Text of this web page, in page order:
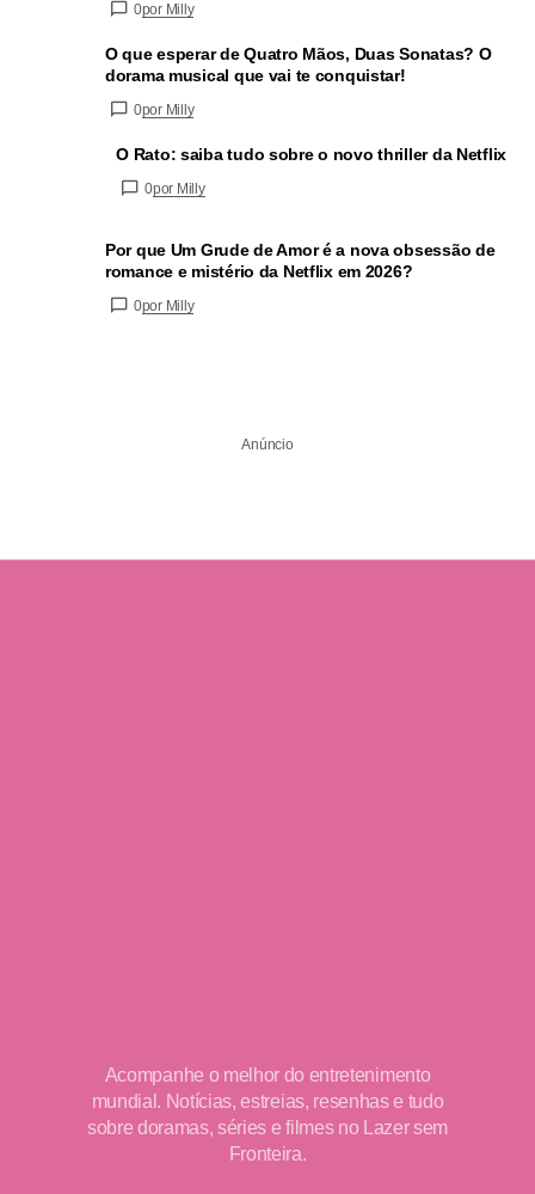
0por Milly
O que esperar de Quatro Mãos, Duas Sonatas? O
dorama musical que vai te conquistar!
0por Milly
O Rato: saiba tudo sobre o novo thriller da Netflix
0por Milly
Por que Um Grude de Amor é a nova obsessão de
romance e mistério da Netflix em 2026?
0por Milly
Anúncio
Acompanhe o melhor do entretenimento
mundial. Notícias, estreias, resenhas e tudo
sobre doramas, séries e filmes no Lazer sem
Fronteira.